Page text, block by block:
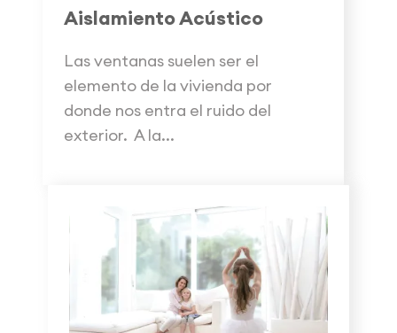
Aislamiento Acústico
Las ventanas suelen ser el
elemento de la vivienda por
donde nos entra el ruido del
exterior. A la...